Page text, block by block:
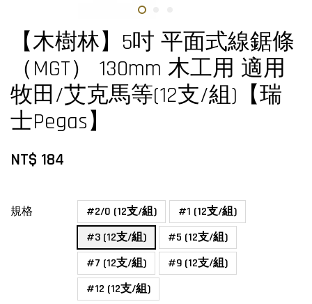
【木樹林】5吋 平面式線鋸條
（MGT） 130mm 木工用 適用
牧田/艾克馬等(12支/組)【瑞
士Pegas】
NT$ 184
規格 #2/0 (12支/組)
#1 (12支/組)
#3 (12支/組)
#5 (12支/組)
#7 (12支/組)
#9 (12支/組)
#12 (12支/組)